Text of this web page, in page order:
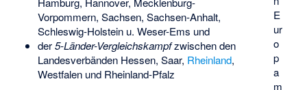
E
ur
o
p
a
m
Vorpommern, Sachsen, Sachsen-Anhalt,
Schleswig-Holstein u. Weser-Ems und
der5-Länder-Vergleichskampfzwischen den
Landesverbänden Hessen, Saar, Rheinland,
Westfalen und Rheinland-Pfalz